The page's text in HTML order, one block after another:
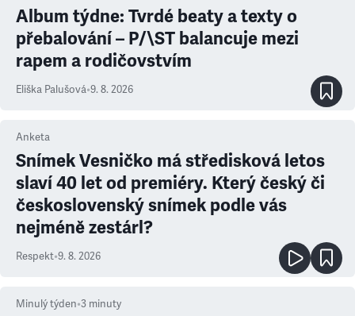
Album týdne: Tvrdé beaty a texty o
přebalování – P/\ST balancuje mezi
rapem a rodičovstvím
Eliška Palušová•9. 8. 2026
Anketa
Snímek Vesničko má středisková letos
slaví 40 let od premiéry. Který český či
československý snímek podle vás
nejméně zestárl?
Respekt•9. 8. 2026
Minulý týden•3 minuty